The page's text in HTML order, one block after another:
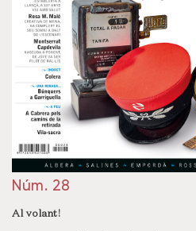
Núm. 28
Al volant!